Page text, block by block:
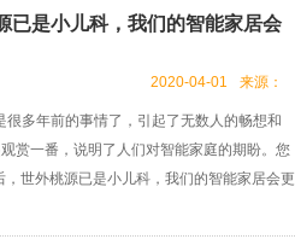
已是小儿科，我们的智能家居会
来源：
2020-04-01
多年前的事情了，引起了无数人的畅想和
赏一番，说明了人们对智能家庭的期盼。您
世外桃源已是小儿科，我们的智能家居会更